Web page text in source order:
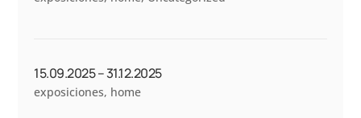
15.09.2025 – 31.12.2025
exposiciones, home